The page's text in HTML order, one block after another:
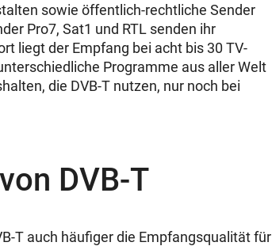
sowie öffentlich-rechtliche Sender
Pro7, Sat1 und RTL senden ihr
liegt der Empfang bei acht bis 30 TV-
Programme aus aller Welt
die DVB-T nutzen, nur noch bei
DVB-T
T auch häufiger die Empfangsqualität für